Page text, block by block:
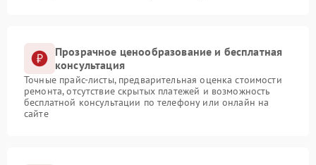
Прозрачное ценообразование и бесплатная
консультация
Точные прайс-листы, предварительная оценка стоимости
ремонта, отсутствие скрытых платежей и возможность
бесплатной консультации по телефону или онлайн на
сайте